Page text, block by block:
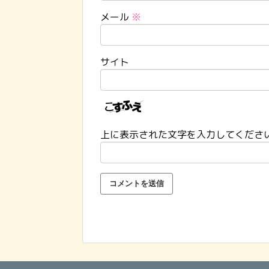
メール ※
サイト
上に表示された文字を入力してくださ